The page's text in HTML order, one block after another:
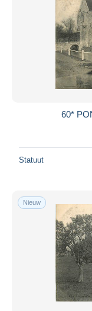
60*
Statuut
Nieuw